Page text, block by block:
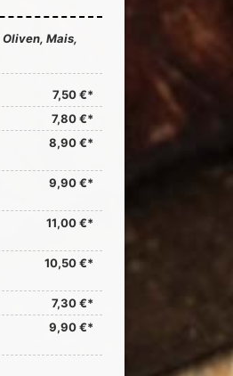
Mais,
7,50 €*
7,80 €*
8,90 €*
9,90 €*
11,00 €*
10,50 €*
7,30 €*
9,90 €*